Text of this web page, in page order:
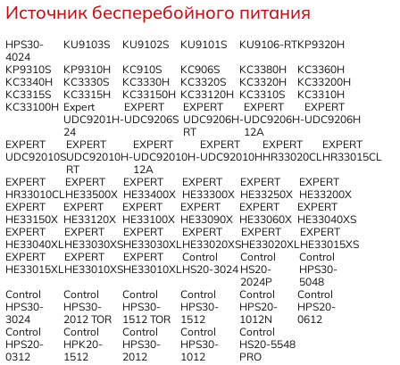
Источник бесперебойного питания
HPS30-
4024
KU9103S KU9102S KU9101S KU9106-RTKP9320H
KP9310S
KP9310H KC910S KC906S KC3380H
KC3360H
KC3340H
KC3330S KC3330H KC3320S KC3320H
KC33200H
KC3315S
KC3315H KC33150H KC33120H KC3310S
KC3310H
KC33100H Expert
UDC9201H-
24
EXPERT
UDC9206S
EXPERT
UDC9206H-
RT
EXPERT
UDC9206H-
12A
EXPERT
UDC9206H
EXPERT
UDC92010S
EXPERT
UDC92010H-
RT
EXPERT
UDC92010H-
12A
EXPERT
UDC92010H
EXPERT
HR33020CL
EXPERT
HR33015CL
EXPERT
HR33010CL
EXPERT
HE33500X
EXPERT
HE33400X
EXPERT
HE33300X
EXPERT
HE33250X
EXPERT
HE33200X
EXPERT
HE33150X
EXPERT
HE33120X
EXPERT
HE33100X
EXPERT
HE33090X
EXPERT
HE33060X
EXPERT
HE33040XS
EXPERT
HE33040XL
EXPERT
HE33030XS
EXPERT
HE33030XL
EXPERT
HE33020XS
EXPERT
HE33020XL
EXPERT
HE33015XS
EXPERT
HE33015XL
EXPERT
HE33010XS
EXPERT
HE33010XL
Control
HS20-3024
Control
HS20-
2024P
Control
HPS30-
5048
Control
HPS30-
3024
Control
HPS30-
2012 TOR
Control
HPS30-
1512 TOR
Control
HPS30-
1512
Control
HPS20-
1012N
Control
HPS20-
0612
Control
HPS20-
0312
Control
HPK20-
1512
Control
HPS30-
2012
Control
HPS30-
1012
Control
HS20-5548
PRO